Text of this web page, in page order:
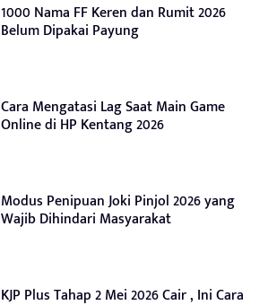
1000 Nama FF Keren dan Rumit 2026
Belum Dipakai Payung
Cara Mengatasi Lag Saat Main Game
Online di HP Kentang 2026
Modus Penipuan Joki Pinjol 2026 yang
Wajib Dihindari Masyarakat
KJP Plus Tahap 2 Mei 2026 Cair , Ini Cara